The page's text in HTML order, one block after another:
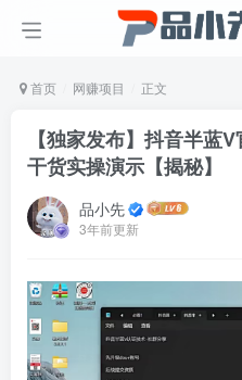
首页 网赚项目 正文
【独家发布】抖音半蓝
干货实操演示【揭秘】
品小先
3年前更新